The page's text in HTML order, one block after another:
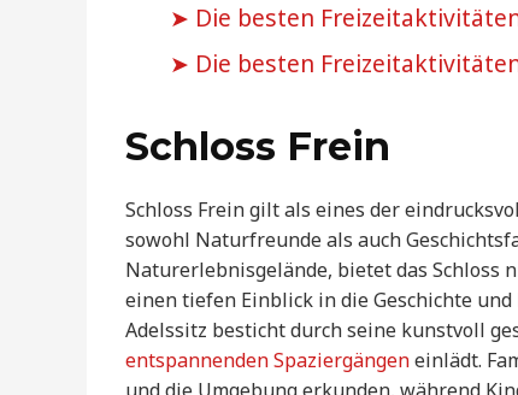
Die besten
Die besten
Schloss Frein
Schloss Frein gilt als eines der
sowohl Naturfreunde als auch
Naturerlebnisgelände, bietet das Schloss
einen tiefen Einblick in die Geschichte
Adelssitz besticht durch seine kunstvoll
entspannenden Spaziergängeneinlädt.